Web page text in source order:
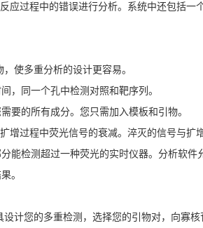
应过程中的错误进行分析。系统中还包括一
使多重分析的设计更容易。
，同一个孔中检测对照和靶序列。
要的所有成分。您只需加入模板和引物。
过程中荧光信号的衰减。淬灭的信号与扩
能检测超过一种荧光的实时仪器。分析软件
。
计您的多重检测，选择您的引物对，向寡